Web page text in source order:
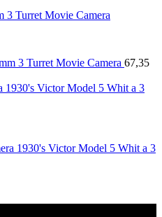
3 Turret Movie Camera
67,35
1930's Victor Model 5 Whit a 3